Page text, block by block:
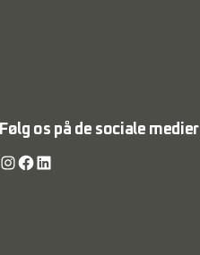
Følg os på de sociale medier
Instagram Facebook LinkedIn